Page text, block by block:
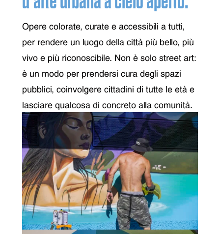
Opere colorate, curate e accessibili a tutti,
per rendere un luogo della città più bello, più
vivo e più riconoscibile. Non è solo street art:
è un modo per prendersi cura degli spazi
pubblici, coinvolgere cittadini di tutte le età e
lasciare qualcosa di concreto alla comunità.